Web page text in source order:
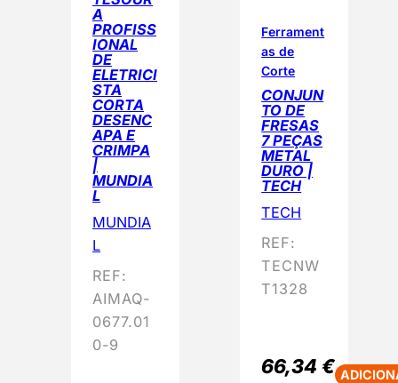
A
PROFISS
IONAL
DE
ELETRICI
STA
CORTA
DESENC
APA E
CRIMPA
|
MUNDIA
L
MUNDIA
L
REF:
AIMAQ-
0677.01
0-9
Ferrament
as de
Corte
CONJUN
TO DE
FRESAS
7 PEÇAS
METAL
DURO |
TECH
TECH
REF:
TECNW
T1328
66,34€